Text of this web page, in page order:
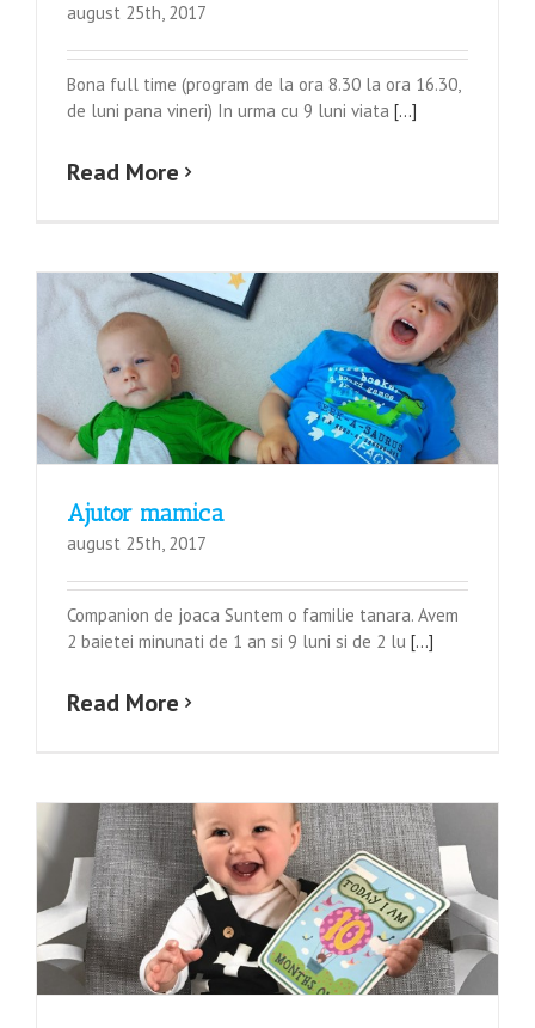
august 25th, 2017
Bona full time (program de la ora 8.30 la ora 16.30,
de luni pana vineri) In urma cu 9 luni viata [...]
Read More
Ajutor mamica
august 25th, 2017
Companion de joaca Suntem o familie tanara. Avem
2 baietei minunati de 1 an si 9 luni si de 2 lu [...]
Read More